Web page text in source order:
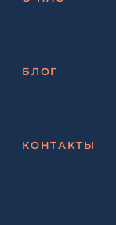
БЛОГ
КОНТАКТЫ